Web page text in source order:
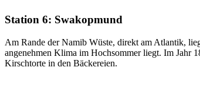
Station 6: Swakopmund
Am Rande der Namib Wüste, direkt am Atlantik,
angenehmen Klima im Hochsommer liegt. Im Jahr
Kirschtorte in den Bäckereien.